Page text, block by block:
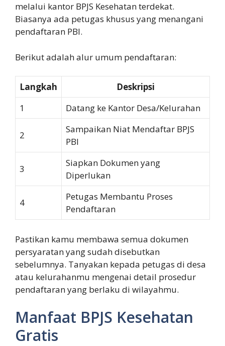
melalui kantor BPJS Kesehatan terdekat.
Biasanya ada petugas khusus yang menangani
pendaftaran PBI.
Berikut adalah alur umum pendaftaran:
Langkah
Deskripsi
1
Datang ke Kantor Desa/Kelurahan
2
Sampaikan Niat Mendaftar BPJS
PBI
3
Siapkan Dokumen yang
Diperlukan
4
Petugas Membantu Proses
Pendaftaran
Pastikan kamu membawa semua dokumen
persyaratan yang sudah disebutkan
sebelumnya. Tanyakan kepada petugas di desa
atau kelurahanmu mengenai detail prosedur
pendaftaran yang berlaku di wilayahmu.
Manfaat BPJS Kesehatan
Gratis